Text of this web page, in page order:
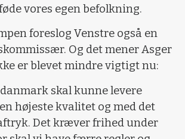
vores egen befolkning.
foreslog Venstre også en
Og det mener Asger
er blevet mindre vigtigt nu:
skal kunne levere
højeste kvalitet og med det
Det kræver frihed under